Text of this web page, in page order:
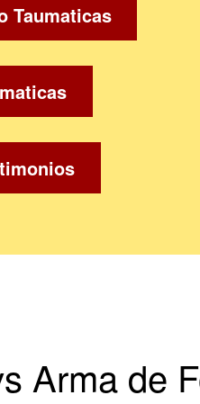
Taumaticas
Arma de